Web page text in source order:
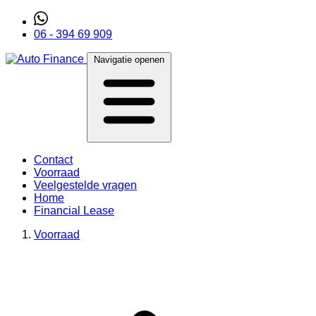
06 - 394 69 909
Navigatie openen
Contact
Voorraad
Veelgestelde vragen
Home
Financial Lease
Voorraad